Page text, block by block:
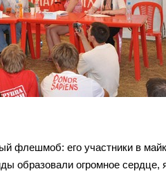
флешмоб: его участники в
образовали огромное